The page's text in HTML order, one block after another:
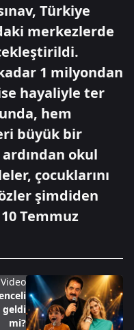
Türkiye
merkezlerde
1 milyondan
hayaliyle ter
hem
büyük bir
ardından okul
çocuklarını
şimdiden
Temmuz
geldi
mi?